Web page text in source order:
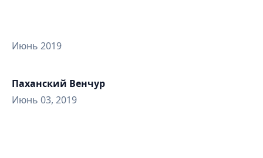
Июнь 2019
Паханский Венчур
Июнь 03, 2019